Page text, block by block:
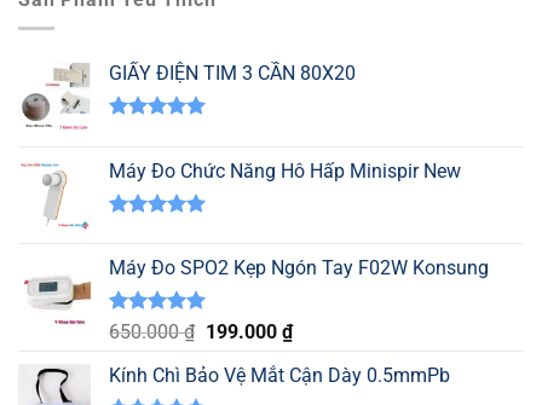
GIẤY ĐIỆN TIM 3 CẦN 80X20
5 sao
Máy Đo Chức Năng Hô Hấp Minispir New
5 sao
Máy Đo SPO2 Kẹp Ngón Tay F02W Konsung
Được xếp
5.00
5 sao
650.000₫ Giá
là:
199.000 ₫Giá
tại
Kính Chì Bảo Vệ Mắt Cận Dày 0.5mmPb